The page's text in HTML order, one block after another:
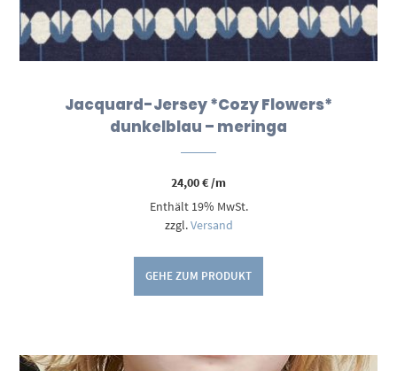
Jacquard-Jersey *Cozy Flowers*
dunkelblau – meringa
24,00€/m
Enthält 19% MwSt.
zzgl.Versand
GEHE ZUM PRODUKT